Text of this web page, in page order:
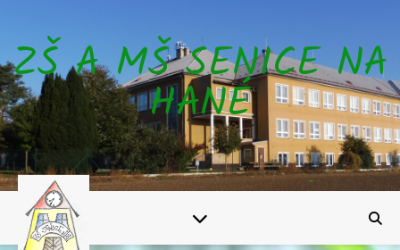
ZŠ A MŠ SENICE NA
HANÉ